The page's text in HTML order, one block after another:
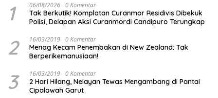
1 06/08/2026 0 Komentar
Tak Berkutik! Komplotan Curanmor Residivis Dibekuk
Polisi, Delapan Aksi Curanmordi Candipuro Terungkap
2 16/03/2019 0 Komentar
Menag Kecam Penembakan di New Zealand: Tak
Berperikemanusiaan!
3 16/03/2019 0 Komentar
2 Hari Hilang, Nelayan Tewas Mengambang di Pantai
Cipalawah Garut